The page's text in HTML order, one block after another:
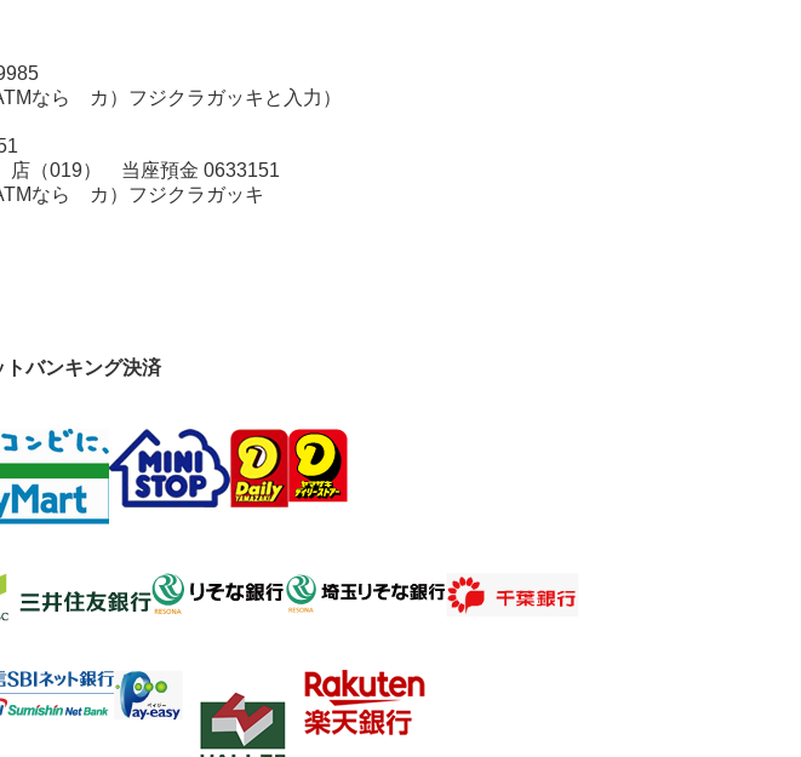
なら カ）フジクラガッキと入力）
店（019） 当座預金 0633151
なら カ）フジクラガッキ
バンキング決済